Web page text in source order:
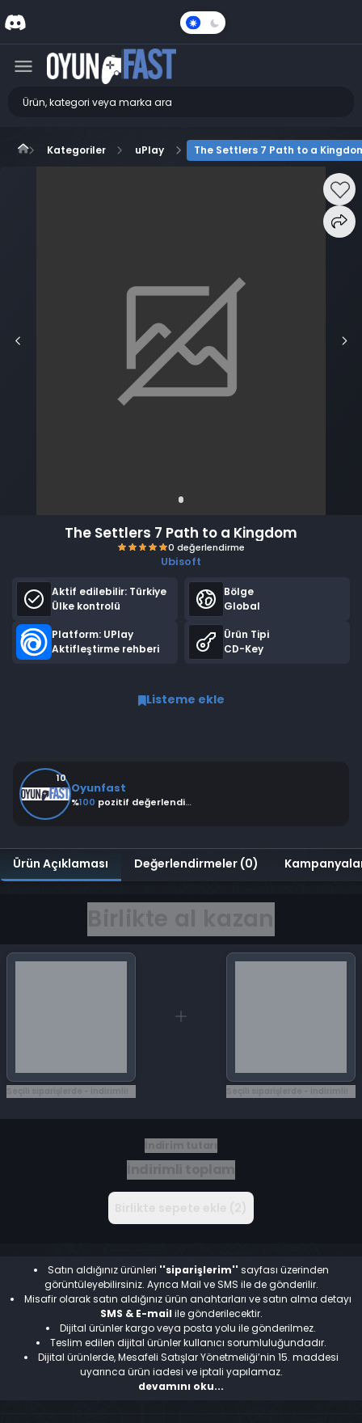
Karanlık
Kategoriler uPlay The Settlers 7 Path to a
The Settlers 7 Path to a Kingdom
Ubisoft
Aktif edilebilir:Türkiye
Ülke kontrolü
Bölge
Global
Platform: UPlay
Aktifleştirme rehberi
Ürün Tipi
CD-Key
Listeme ekle
10
Oyunfast
%100 pozitif değerlendirme
Ürün Açıklaması Değerlendirmeler (0)
Satın aldığınız ürünleri ''siparişlerim'' sayfası üzerinden
görüntüleyebilirsiniz. Ayrıca Mail ve SMS ile de gönderilir.
Misafir olarak satın aldığınız ürün anahtarları ve satın alma detayı
SMS & E-mail ile gönderilecektir.
Dijital ürünler kargo veya posta yolu ile gönderilmez.
Teslim edilen dijital ürünler kullanıcı sorumluluğundadır.
Dijital ürünlerde, Mesafeli Satışlar Yönetmeliği’nin 15. maddesi
uyarınca ürün iadesi ve iptali yapılamaz.
devamını oku...